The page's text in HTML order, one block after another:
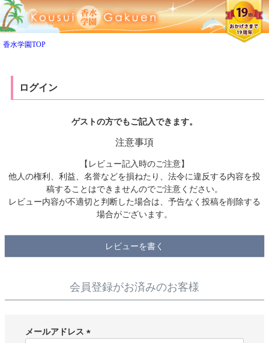
香水学園TOP
ログイン
ゲストの方でもご記入できます。
注意事項
【レビュー記入時のご注意】
他人の権利、利益、名誉などを損ねたり、法令に違反する内容を投
稿することはできませんのでご注意ください。
レビュー内容が不適切と判断した場合は、予告なく投稿を削除する
場合がございます。
レビューを書く
会員登録がお済みのお客様
メールアドレス
ペー
ジト
ップ
へ